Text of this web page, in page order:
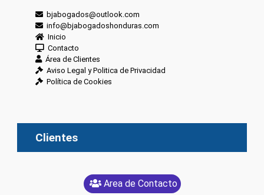
bjabogados@outlook.com
info@bjabogadoshonduras.com
Inicio
Contacto
Área de Clientes
Aviso Legal y Politica de Privacidad
Política de Cookies
Clientes
Area de Contacto